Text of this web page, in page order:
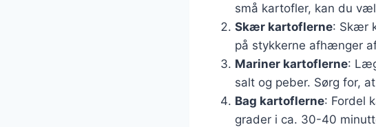
små kartofler, kan du
Skær kartoflerne: Skær
på stykkerne afhænger
Mariner kartoflerne:
salt og peber. Sørg for,
Bag kartoflerne: Fordel
grader i ca. 30-40